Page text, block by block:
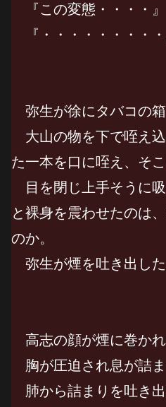
『この変態・・・・』
『・・・・・・・・・
弥生が徐にタバコの箱
大山の物を下で咥え
た一本を口に咥え、そ
目を閉じ上手そうに
と裸身を震わせたのは
のか。
弥生が煙を吐き出した
高志の顔が煙に巻かれ
胸が圧迫され息が詰ま
肺から詰まりを吐き